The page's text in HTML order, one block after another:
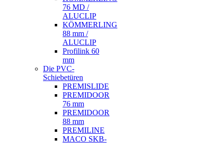
76 MD /
ALUCLIP
KÖMMERLING
88 mm /
ALUCLIP
Profilink 60
mm
Die PVC-
Schiebetüren
PREMISLIDE
PREMIDOOR
76 mm
PREMIDOOR
88 mm
PREMILINE
MACO SKB-